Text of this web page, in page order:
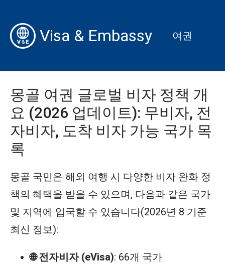
Visa & Embassy 여권
몽골 여권 글로벌 비자 정책 개
요 (2026 업데이트): 무비자, 전
자비자, 도착 비자 가능 국가 목
록
몽골 국민은 해외 여행 시 다양한 비자 완화 정
책의 혜택을 받을 수 있으며, 다음과 같은 국가
및 지역에 입국할 수 있습니다(2026년 8 기준
최신 정보):
🌐 전자비자 (eVisa): 66개 국가